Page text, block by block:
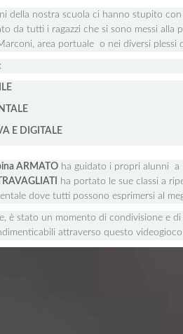
della nostra scuola ci hanno stupito
da tutti i ragazzi che si sono messi
area portuale o nei diversi plessi
E DIGITALE
ARMATO ha guidato i propri alunni a
ha portato le sue classi a
dove tutti possono esprimersi al
è stato un momento di condivisione e
attraverso questo